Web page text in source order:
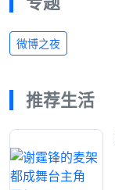
微博之夜
推荐生活